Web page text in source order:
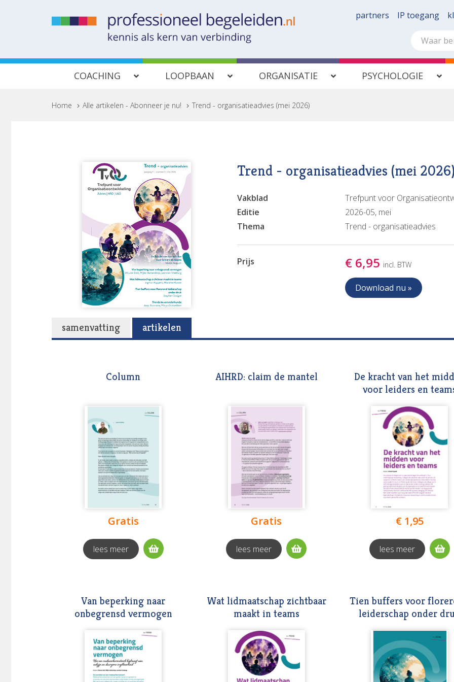
partners IP toegang
COACHING LOOPBAAN ORGANISATIE PSYCHOLOGIE
Home > Alle artikelen - Abonneer je nu! > Trend - organisatieadvies (mei 2026)
Trend - organisatieadvies (mei
Vakblad
Trefpunt voor
Editie
2026-05, mei
Thema
Trend - organisatieadvies
Prijs € 6,95 incl. BTW
Download nu »
samenvatting artikelen
Column
Gratis
lees meer
AIHRD: claim de mantel
Gratis
lees meer
De kracht van het
voor leiders en
€ 1,95
lees meer
Van beperking naar
onbegrensd vermogen
Wat lidmaatschap zichtbaar
maakt in teams
Tien buffers voor
leiderschap onder